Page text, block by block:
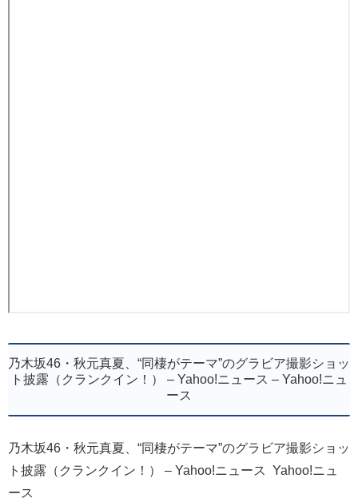
乃木坂46・秋元真夏、“同棲がテーマ”のグラビア撮影ショッ
ト披露（クランクイン！） – Yahoo!ニュース – Yahoo!ニュ
ース
乃木坂46・秋元真夏、“同棲がテーマ”のグラビア撮影ショッ
ト披露（クランクイン！） – Yahoo!ニュース Yahoo!ニュ
ース